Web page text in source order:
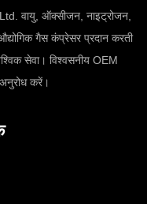
वायु, ऑक्सीजन, नाइट्रोजन,
गैस कंप्रेसर प्रदान करती
सेवा। विश्वसनीय OEM
करें।